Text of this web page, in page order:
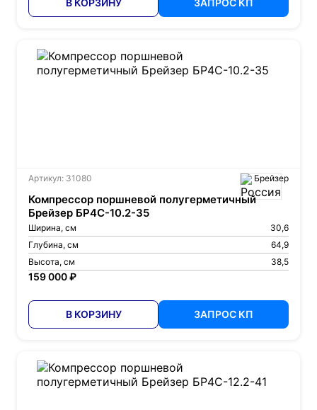
В КОРЗИНУ ЗАПРОС КП
Артикул: 31080 Брейзер
Компрессор поршневой полугерметичный
Брейзер БР4С-10.2-35
Ширина, см
30,6
Глубина, см
64,9
Высота, см
38,5
159 000 ₽
В КОРЗИНУ ЗАПРОС КП